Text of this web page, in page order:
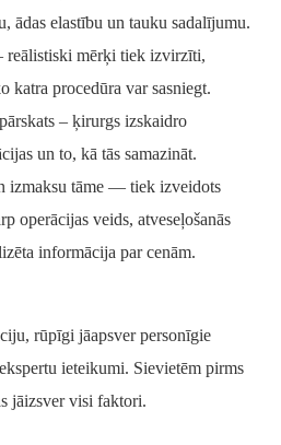
ādas elastību un tauku sadalījumu.
reālistiski mērķi tiek izvirzīti,
katra procedūra var sasniegt.
– ķirurgs izskaidro
un to, kā tās samazināt.
izmaksu tāme — tiek izveidots
operācijas veids, atveseļošanās
informācija par cenām.
rūpīgi jāapsver personīgie
ieteikumi. Sievietēm pirms
jāizsver visi faktori.